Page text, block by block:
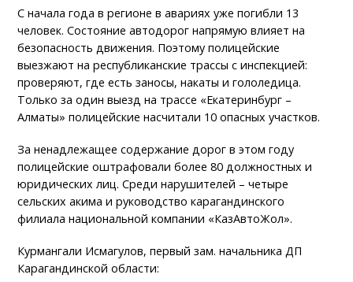
С начала года в регионе в авариях уже погибли 13
человек. Состояние автодорог напрямую влияет на
безопасность движения. Поэтому полицейские
выезжают на республиканские трассы с инспекцией:
проверяют, где есть заносы, накаты и гололедица.
Только за один выезд на трассе «Екатеринбург –
Алматы» полицейские насчитали 10 опасных участков.
За ненадлежащее содержание дорог в этом году
полицейские оштрафовали более 80 должностных и
юридических лиц. Среди нарушителей – четыре
сельских акима и руководство карагандинского
филиала национальной компании «КазАвтоЖол».
Курмангали Исмагулов, первый зам. начальника ДП
Карагандинской области: